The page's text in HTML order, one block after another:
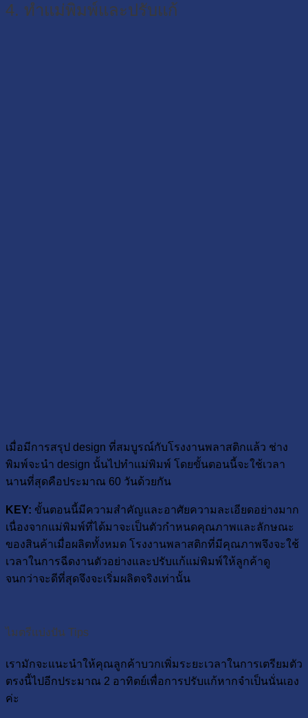
4. ทำแม่พิมพ์และปรับแก้
เมื่อมีการสรุป design ที่สมบูรณ์กับโรงงานพลาสติกแล้ว ช่าง
พิมพ์จะนำ design นั้นไปทำแม่พิมพ์ โดยขั้นตอนนี้จะใช้เวลา
นานที่สุดคือประมาณ 60 วันด้วยกัน
KEY: ขั้นตอนนี้มีความสำคัญและอาศัยความละเอียดอย่างมาก
เนื่องจากแม่พิมพ์ที่ได้มาจะเป็นตัวกำหนดคุณภาพและลักษณะ
ของสินค้าเมื่อผลิตทั้งหมด โรงงานพลาสติกที่มีคุณภาพจึงจะใช้
เวลาในการฉีดงานตัวอย่างและปรับแก้แม่พิมพ์ให้ลูกค้าดู
จนกว่าจะดีที่สุดจึงจะเริ่มผลิตจริงเท่านั้น
ไมตรีแบ่งปัน Tips
เรามักจะแนะนำให้คุณลูกค้าบวกเพิ่มระยะเวลาในการเตรียมตัว
ตรงนี้ไปอีกประมาณ 2 อาทิตย์เพื่อการปรับแก้หากจำเป็นนั่นเอง
ค่ะ